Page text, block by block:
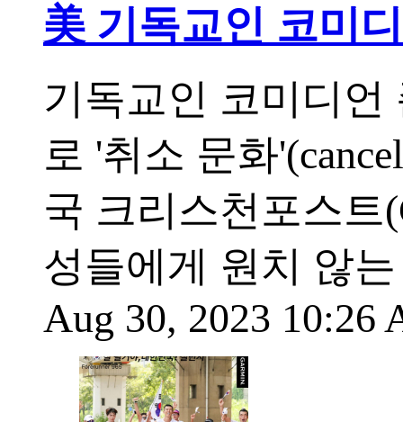
美 기독교인 코미
기독교인 코미디언
로 '취소 문화
국 크리스천포스트
성들에게 원치 않
Aug 30, 2023 10:26